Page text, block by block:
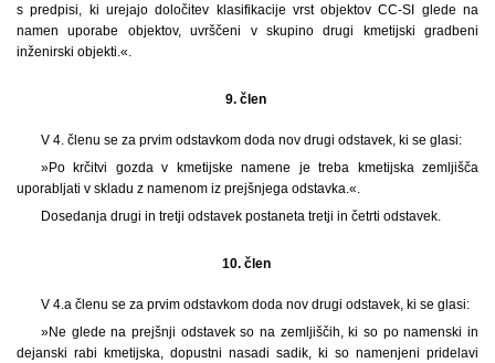
s predpisi, ki urejajo določitev klasifikacije vrst objektov CC-SI glede na
namen uporabe objektov, uvrščeni v skupino drugi kmetijski gradbeni
inženirski objekti.«.
9. člen
V 4. členu se za prvim odstavkom doda nov drugi odstavek, ki se glasi:
»Po krčitvi gozda v kmetijske namene je treba kmetijska zemljišča
uporabljati v skladu z namenom iz prejšnjega odstavka.«.
Dosedanja drugi in tretji odstavek postaneta tretji in četrti odstavek.
10. člen
V 4.a členu se za prvim odstavkom doda nov drugi odstavek, ki se glasi:
»Ne glede na prejšnji odstavek so na zemljiščih, ki so po namenski in
dejanski rabi kmetijska, dopustni nasadi sadik, ki so namenjeni pridelavi